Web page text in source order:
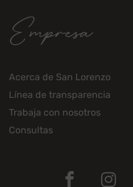
Empresa
Acerca de San Lorenzo
Línea de transparencia
Trabaja con nosotros
Consultas